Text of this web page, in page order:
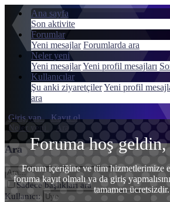
Ana sayfa
Son aktivite
Forumlar
Yeni mesajlar Forumlarda ara
Neler yeni
Yeni mesajlarYeni profil mesajları
Kullanıcılar
Şu anki ziyaretçilerYeni profil
ara
Giriş yap
Kayıt ol
Neler yeni
Ara
Ara
Sadece başlıkları ara
Kullanıcı:
Menü
Giriş yap
Kayıt ol
Foruma hoş
Forum içeriğine ve tüm hizmetlerimize
foruma kayıt olmalı ya da giriş
tamamen ücretsizdir.